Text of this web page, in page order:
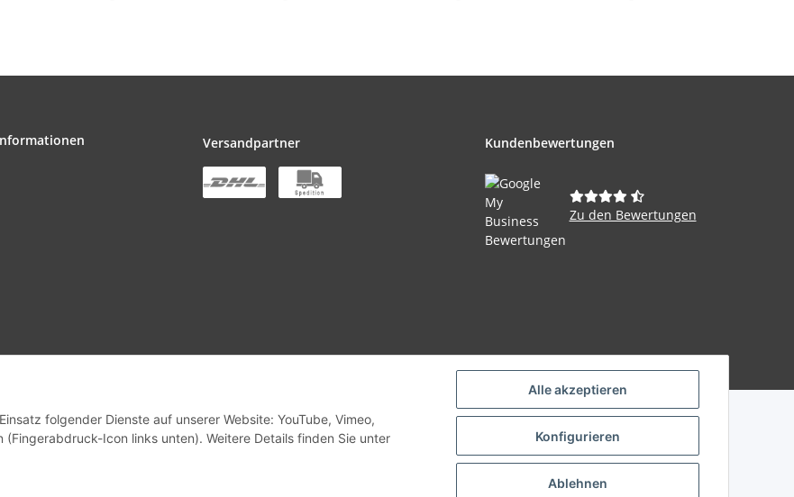
Alle akzeptieren
Konfigurieren
Ablehnen
folgender Dienste auf unserer Website: YouTube, Vimeo,
Icon links unten). Weitere Details finden Sie unter
Versandpartner Kundenbewertungen
Zu den Bewertungen
Powered byJTL-Shop